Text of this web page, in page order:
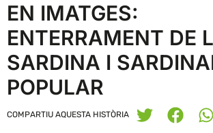
EN IMATGES:
ENTERRAMENT DE
SARDINA I
POPULAR
COMPARTIU AQUESTA HISTÒRIA